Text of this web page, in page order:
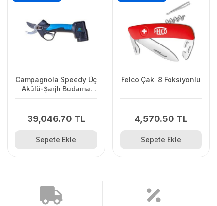
Campagnola Speedy Üç
Akülü-Şarjlı Budama
39,046.70 TL
Sepete Ekle
Felco Çakı 8 Foksiyonlu
4,570.50 TL
Sepete Ekle